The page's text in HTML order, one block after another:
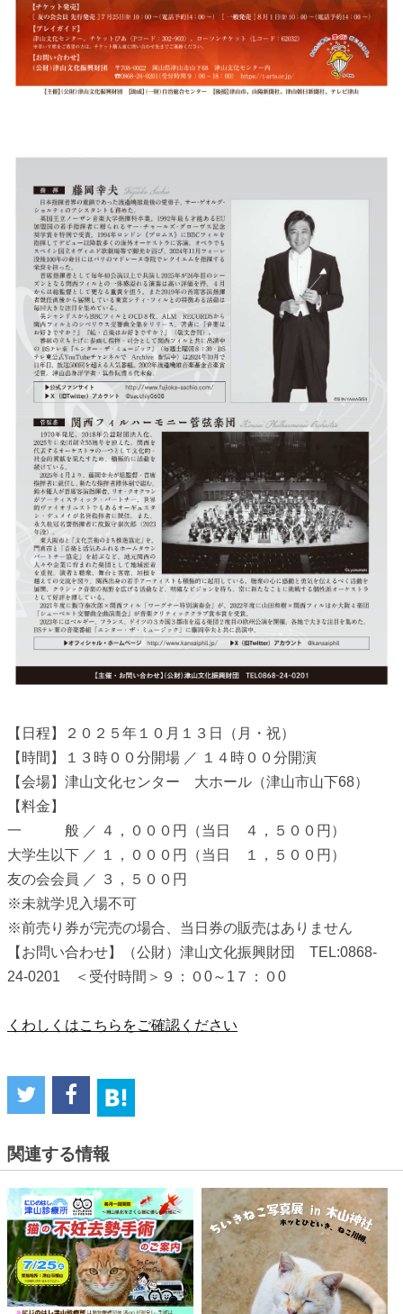
【日程】２０２５年１０月１３日（月・祝）
【時間】１３時００分開場 ／ １４時００分開演
【会場】津山文化センター 大ホール（津山市山下68）
【料金】
一 般 ／ ４，０００円（当日 ４，５００円）
大学生以下 ／ １，０００円（当日 １，５００円）
友の会会員 ／ ３，５００円
※未就学児入場不可
※前売り券が完売の場合、当日券の販売はありません
【お問い合わせ】（公財）津山文化振興財団 TEL:0868-
24-0201 ＜受付時間＞９：０0～1７：０0
くわしくはこちらをご確認ください
関連する情報